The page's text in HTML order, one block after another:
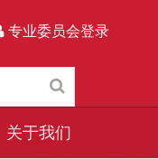
专业委员会登录
关于我们